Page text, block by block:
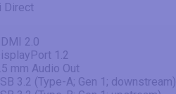
Direct
2.0
1.2
mm Audio Out
3.2 (Type-A; Gen 1; downstream)